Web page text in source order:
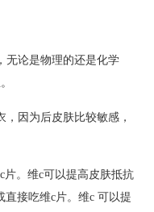
论是物理的还是化学
因为后皮肤比较敏感，
。维c可以提高皮肤抵抗
直接吃维c片。维c 可以提